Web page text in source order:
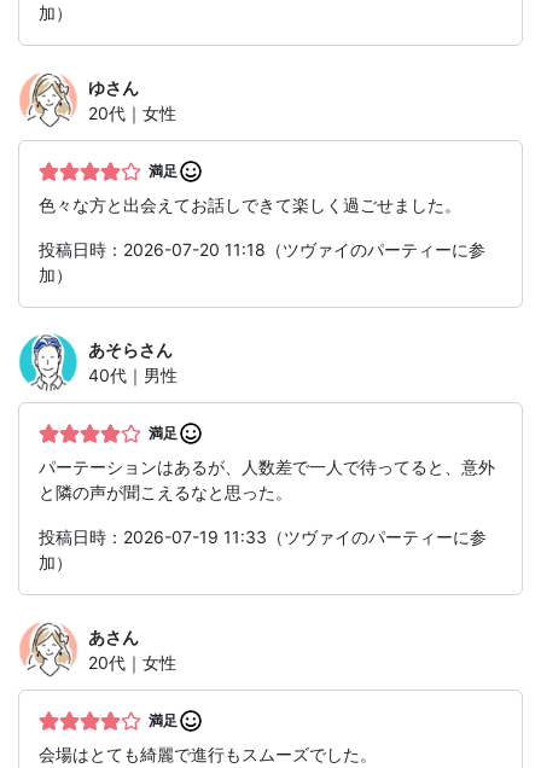
加）
ゆさん
20代｜女性
満足
色々な方と出会えてお話しできて楽しく過ごせました。
投稿日時：2026-07-20 11:18（ツヴァイのパーティーに参
加）
あそらさん
40代｜男性
満足
パーテーションはあるが、人数差で一人で待ってると、意外
と隣の声が聞こえるなと思った。
投稿日時：2026-07-19 11:33（ツヴァイのパーティーに参
加）
あさん
20代｜女性
満足
会場はとても綺麗で進行もスムーズでした。